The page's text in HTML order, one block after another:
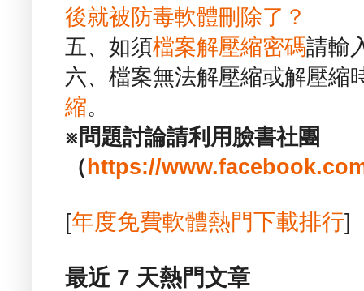
後就被防毒軟體刪除了？
五、如須檔案解壓縮密碼請輸
六、檔案無法解壓縮或解壓縮
縮。
※問題討論請利用臉書社團
（ https://
[年度免費軟體熱門下載排行]
最近 7 天熱門文章